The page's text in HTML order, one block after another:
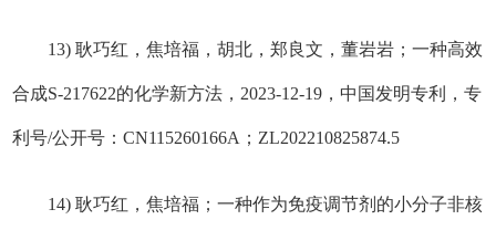
13) 耿巧红，焦培福，胡北，郑良文，董岩岩；一种高效
合成S-217622的化学新方法，2023-12-19，中国发明专利，专
利号/公开号：CN115260166A；ZL202210825874.5
14) 耿巧红，焦培福；一种作为免疫调节剂的小分子非核